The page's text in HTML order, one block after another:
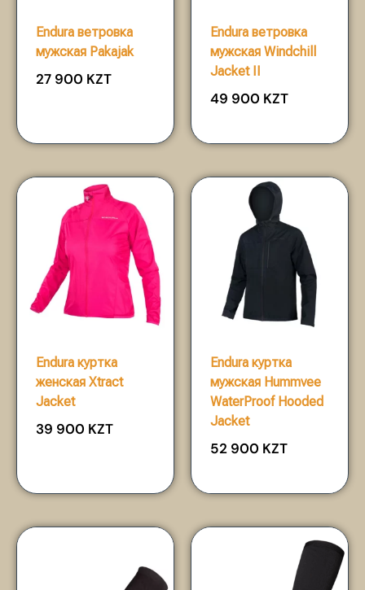
Endura ветровка
мужская Pakajak
27 900 KZT
Endura ветровка
мужская Windchill
Jacket II
49 900 KZT
Endura куртка
женская Xtract
Jacket
39 900 KZT
Endura куртка
мужская Hummvee
WaterProof Hooded
Jacket
52 900 KZT